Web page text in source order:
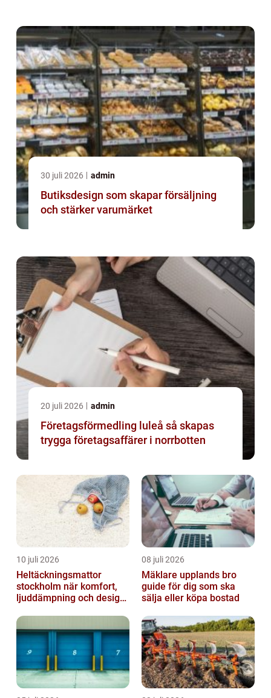
30 juli 2026 admin
Butiksdesign som skapar försäljning
och stärker varumärket
20 juli 2026 admin
Företagsförmedling luleå så skapas
trygga företagsaffärer i norrbotten
10 juli 2026
Heltäckningsmattor
stockholm när komfort,
ljuddämpning och design
08 juli 2026
Mäklare upplands bro
guide för dig som ska
sälja eller köpa bostad